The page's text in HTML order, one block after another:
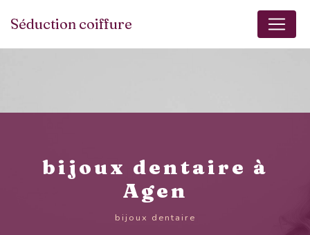
Séduction coiffure
bijoux dentaire à
Agen
bijoux dentaire